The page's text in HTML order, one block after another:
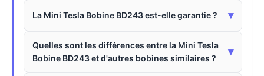
La Mini Tesla Bobine BD243 est-elle garantie ? ▾
Quelles sont les différences entre la Mini Tesla
Bobine BD243 et d'autres bobines similaires ?
▾